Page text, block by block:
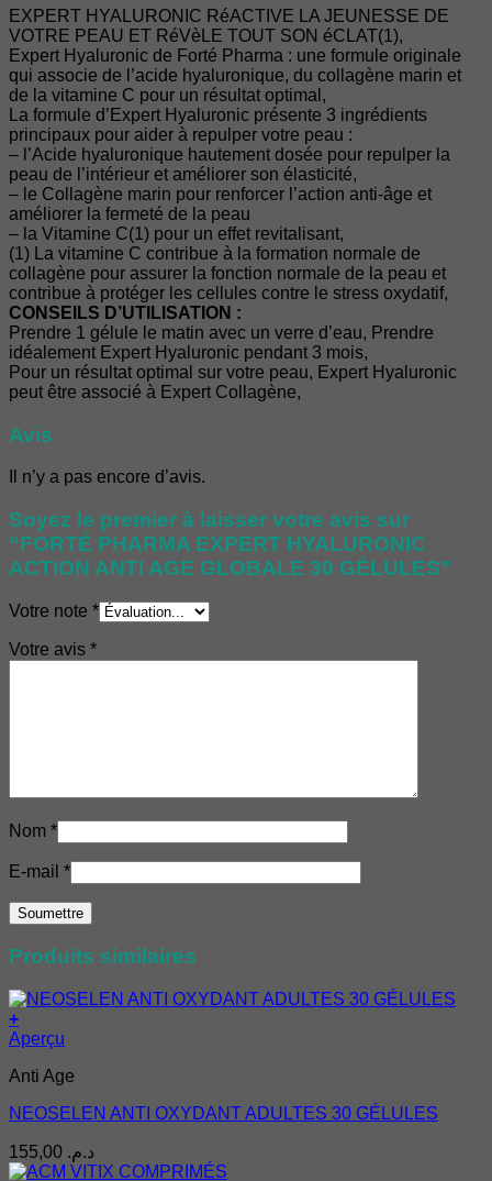
EXPERT HYALURONIC RéACTIVE LA JEUNESSE DE
VOTRE PEAU ET RéVèLE TOUT SON éCLAT(1),
Expert Hyaluronic de Forté Pharma : une formule originale
qui associe de l’acide hyaluronique, du collagène marin et
de la vitamine C pour un résultat optimal,
La formule d’Expert Hyaluronic présente 3 ingrédients
principaux pour aider à repulper votre peau :
– l’Acide hyaluronique hautement dosée pour repulper la
peau de l’intérieur et améliorer son élasticité,
– le Collagène marin pour renforcer l’action anti-âge et
améliorer la fermeté de la peau
– la Vitamine C(1) pour un effet revitalisant,
(1) La vitamine C contribue à la formation normale de
collagène pour assurer la fonction normale de la peau et
contribue à protéger les cellules contre le stress oxydatif,
CONSEILS D’UTILISATION :
Prendre 1 gélule le matin avec un verre d’eau, Prendre
idéalement Expert Hyaluronic pendant 3 mois,
Pour un résultat optimal sur votre peau, Expert Hyaluronic
peut être associé à Expert Collagène,
Avis
Il n’y a pas encore d’avis.
Soyez le premier à laisser votre avis sur
“FORTÉ PHARMA EXPERT HYALURONIC
ACTION ANTI AGE GLOBALE 30 GÉLULES”
Votre note *
Votre avis *
Nom *
E-mail *
Produits similaires
+
Aperçu
Anti Age
NEOSELEN ANTI OXYDANT ADULTES 30 GÉLULES
د.م.